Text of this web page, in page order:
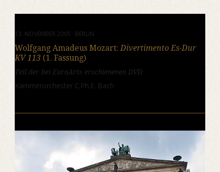
13. NOVEMBER 2005 · BERLIN
Wolfgang Amadeus Mozart:Divertimento Es-Dur
KV 113 (1. Fassung)
Teil der bei EuroArts erschienenen DVD
Kammerorchester C.Ph.E. Bach